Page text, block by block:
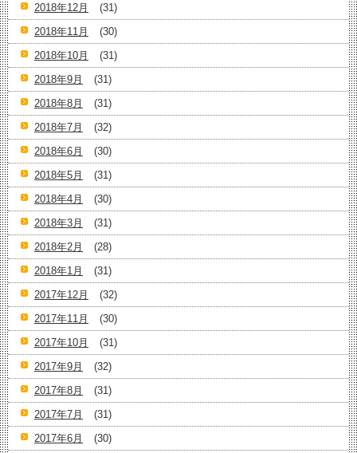
2018年12月
(31)
2018年11月
(30)
2018年10月
(31)
2018年9月
(31)
2018年8月
(31)
2018年7月
(32)
2018年6月
(30)
2018年5月
(31)
2018年4月
(30)
2018年3月
(31)
2018年2月
(28)
2018年1月
(31)
2017年12月
(32)
2017年11月
(30)
2017年10月
(31)
2017年9月
(32)
2017年8月
(31)
2017年7月
(31)
2017年6月
(30)